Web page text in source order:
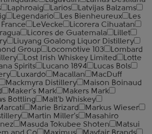
Laphroaig Larios
Latvijas Balzams
Legendario Les Bienheureux
Les
LeVecke
Licorera Cihuatan
Licores de Guatemala
Lillet
Liuyang Goalong Liquor Distillery
Group Locomotive 103
Lombard
Lost Irish Whiskey Limited
Lotte
Spirits Lucano 1894
Lucas Bols
Luxardo Macallan
MacDuff
Mackmyra Distillery
Maison Boinaud
Maker's Mark
Makers Mark
Bottling
Malt'b Whiskey
Marie Brizard
Markus Wieser
Martin Miller's
Masahiro
Masuda Tokubee Shoten
Matsui